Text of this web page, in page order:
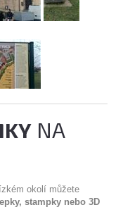
NA
okolí můžete
stampky nebo 3D